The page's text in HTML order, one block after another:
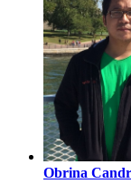
Obrina